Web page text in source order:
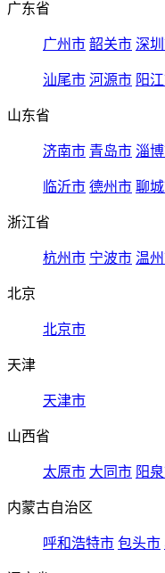
广东省
广州市 韶关市 深
汕尾市 河源市 阳
山东省
济南市 青岛市 淄
临沂市 德州市 聊
浙江省
杭州市 宁波市 温
北京
北京市
天津
天津市
山西省
太原市 大同市 阳
内蒙古自治区
呼和浩特市 包头市